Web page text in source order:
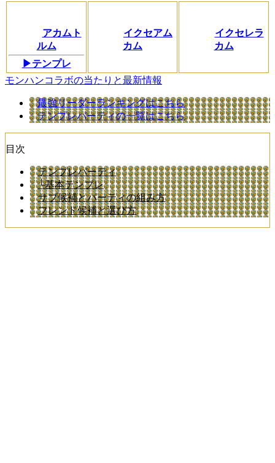
アカムト
ルム
▶テンプレ
イクセアム
カム
イクセレラ
カム
モンハンコラボの当たりと最新情報
最強リーダーランキングはこちら
テンプレパーティの一覧はこちら
目次
テンプレパーティ
└基本テンプレ
サブ候補とパーティの組み方
フレンド候補と選び方